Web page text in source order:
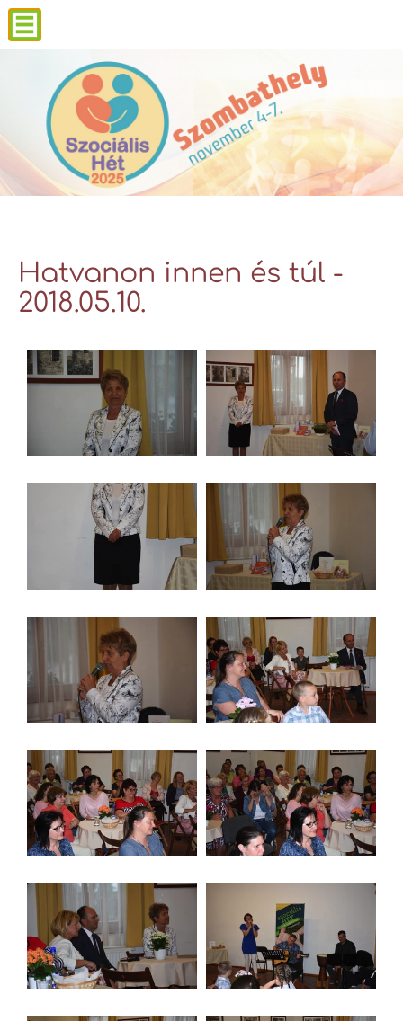
Hatvanon innen és túl -
2018.05.10.